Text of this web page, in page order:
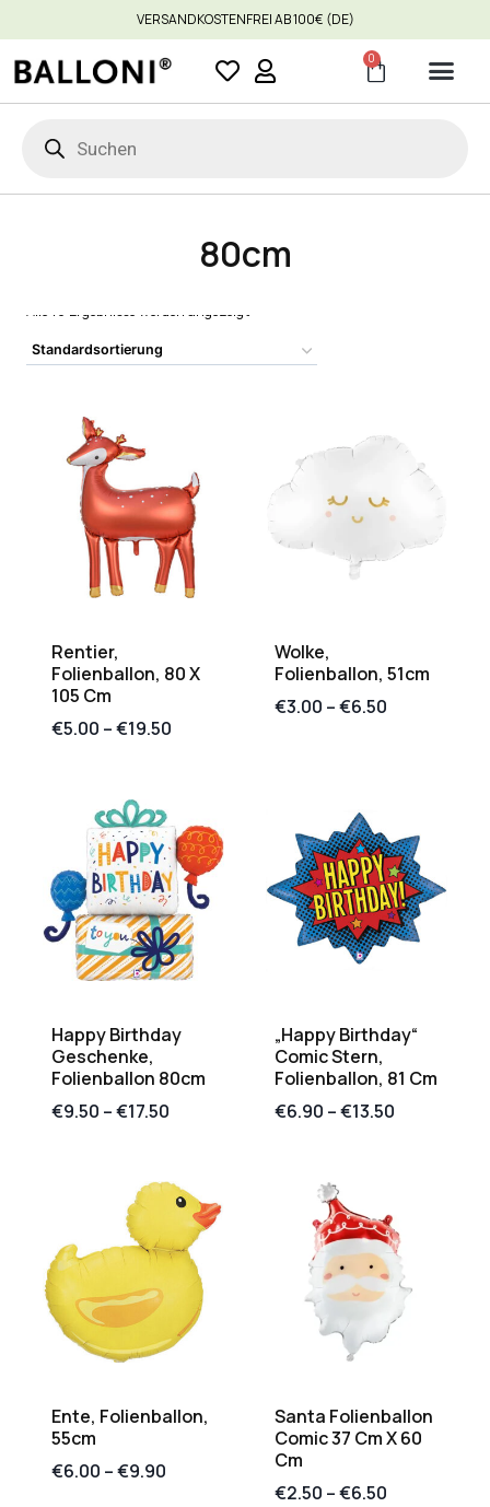
VERSANDKOSTENFREI AB 100€ (DE)
0
80cm
Alle 16 Ergebnisse werden angezeigt
Rentier,
Folienballon, 80 X
105 Cm
€5.00 –€19.50
Wolke,
Folienballon, 51cm
€3.00 –€6.50
Happy Birthday
Geschenke,
Folienballon 80cm
€9.50 –€17.50
„Happy Birthday“
Comic Stern,
Folienballon, 81 Cm
€6.90 –€13.50
Ente, Folienballon,
55cm
€6.00 –€9.90
Santa Folienballon
Comic 37 Cm X 60
Cm
€2.50 –€6.50